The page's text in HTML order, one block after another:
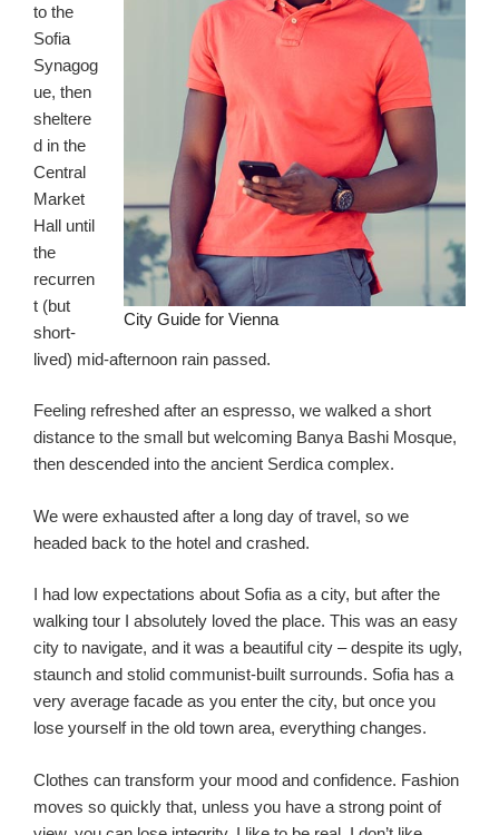
City Guide for Vienna
to the
Sofia
Synagog
ue, then
sheltere
d in the
Central
Market
Hall until
the
recurren
t (but
short-
lived) mid-afternoon rain passed.
Feeling refreshed after an espresso, we walked a short
distance to the small but welcoming Banya Bashi Mosque,
then descended into the ancient Serdica complex.
We were exhausted after a long day of travel, so we
headed back to the hotel and crashed.
I had low expectations about Sofia as a city, but after the
walking tour I absolutely loved the place. This was an easy
city to navigate, and it was a beautiful city – despite its ugly,
staunch and stolid communist-built surrounds. Sofia has a
very average facade as you enter the city, but once you
lose yourself in the old town area, everything changes.
Clothes can transform your mood and confidence. Fashion
moves so quickly that, unless you have a strong point of